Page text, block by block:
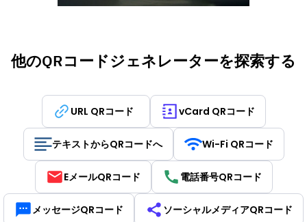
他のQRコードジェネレーターを探索する
URL QRコード vCard QRコード
テキストからQRコードへ Wi-Fi QRコード
EメールQRコード 電話番号QRコード
メッセージQRコード ソーシャルメディアQRコード